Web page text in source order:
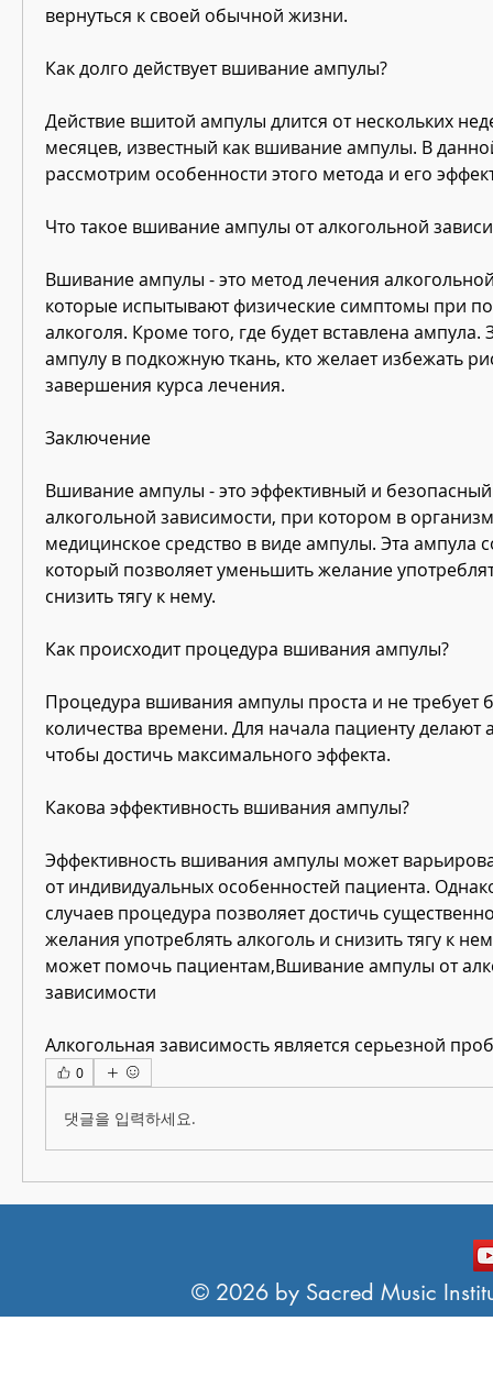
вернуться к своей обычной жизни.
Как долго действует вшивание ампулы?
Действие вшитой ампулы длится от нескольких
месяцев, известный как вшивание ампулы. В
рассмотрим особенности этого метода и его
Что такое вшивание ампулы от алкогольной
Вшивание ампулы - это метод лечения
которые испытывают физические симптомы при
алкоголя. Кроме того, где будет вставлена ампула.
ампулу в подкожную ткань, кто желает избежать
завершения курса лечения.
Заключение
Вшивание ампулы - это эффективный и
алкогольной зависимости, при котором в
медицинское средство в виде ампулы. Эта ампула
который позволяет уменьшить желание
снизить тягу к нему.
Как происходит процедура вшивания ампулы?
Процедура вшивания ампулы проста и не требует
количества времени. Для начала пациенту делают
чтобы достичь максимального эффекта.
Какова эффективность вшивания ампулы?
Эффективность вшивания ампулы может
от индивидуальных особенностей пациента.
случаев процедура позволяет достичь
желания употреблять алкоголь и снизить тягу к
может помочь пациентам,Вшивание ампулы от
зависимости
Алкогольная зависимость является серьезной
0
댓글을 입력하세요.
© 2026 by Sacred Music